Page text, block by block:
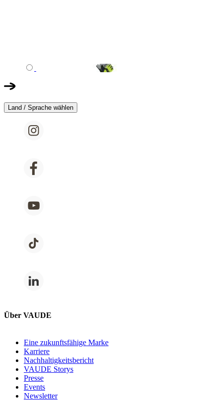
Land / Sprache wählen
Über VAUDE
Eine zukunftsfähige Marke
Karriere
Nachhaltigkeitsbericht
VAUDE Storys
Presse
Events
Newsletter